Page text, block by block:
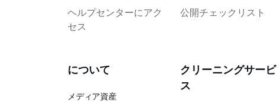
ヘルプセンターにアク
セス
公開チェックリスト
について
メディア資産
クリーニングサービ
ス